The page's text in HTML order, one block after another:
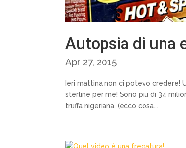
Autopsia di una
Apr 27, 2015
Ieri mattina non ci potevo credere!
sterline per me! Sono più di 34
truffa nigeriana. (ecco cosa...